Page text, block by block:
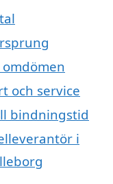
och service
bindningstid
i